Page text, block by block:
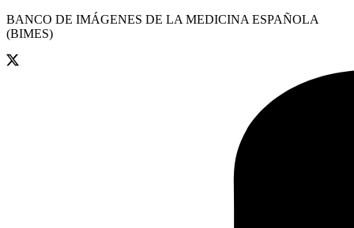
BANCO DE IMÁGENES DE LA MEDICINA ESPAÑOLA
(BIMES)